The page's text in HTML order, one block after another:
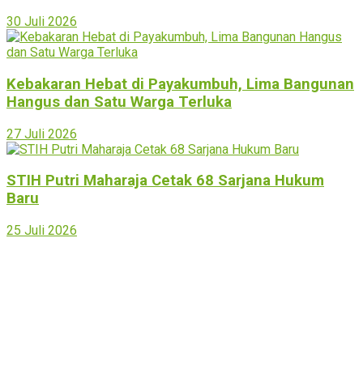
30 Juli 2026
Kebakaran Hebat di Payakumbuh, Lima Bangunan
Hangus dan Satu Warga Terluka
27 Juli 2026
STIH Putri Maharaja Cetak 68 Sarjana Hukum
Baru
25 Juli 2026